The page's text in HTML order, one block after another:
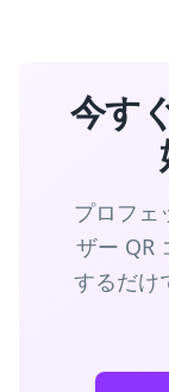
今す
プロフェ
ザー QR
するだけ